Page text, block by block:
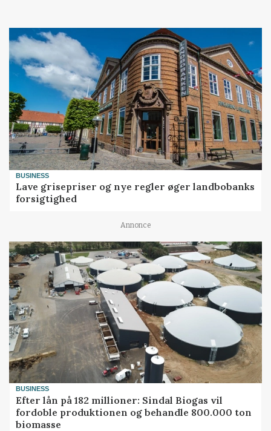
BUSINESS
Lave grisepriser og nye regler øger landbobanks
forsigtighed
Annonce
BUSINESS
Efter lån på 182 millioner: Sindal Biogas vil
fordoble produktionen og behandle 800.000 ton
biomasse